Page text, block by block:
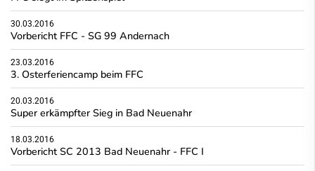
30.03.2016
Vorbericht FFC - SG 99 Andernach
23.03.2016
3. Osterferiencamp beim FFC
20.03.2016
Super erkämpfter Sieg in Bad Neuenahr
18.03.2016
Vorbericht SC 2013 Bad Neuenahr - FFC I